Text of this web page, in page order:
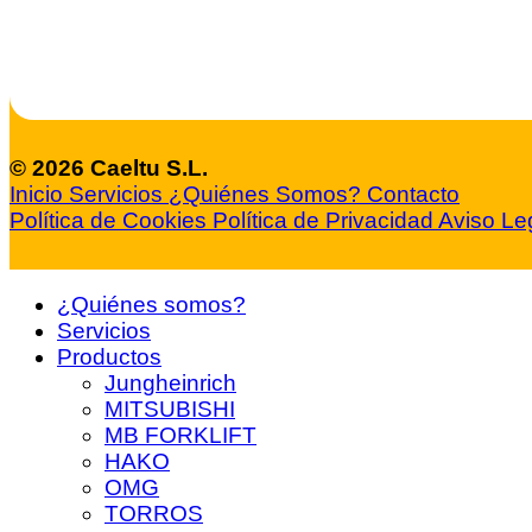
© 2026 Caeltu S.L.
Inicio Servicios ¿Quiénes Somos? Contacto
Política de Cookies Política de Privacidad Aviso
¿Quiénes somos?
Servicios
Productos
Jungheinrich
MITSUBISHI
MB FORKLIFT
HAKO
OMG
TORROS